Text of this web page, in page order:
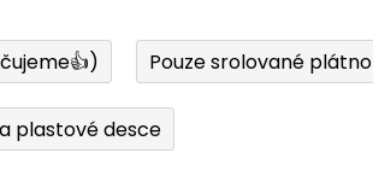
Pouze srolované plátno
plastové desce